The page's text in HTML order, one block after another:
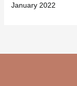
January 2022